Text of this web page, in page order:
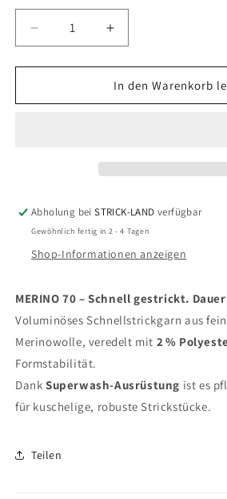
Verringere
die
Menge
MERINO
Erhöhe
die
Menge
für
MERINO
In den Warenkorb
Abholung beiSTRICK-LAND verfügbar
Gewöhnlich fertig in 2 - 4 Tagen
Shop-Informationen anzeigen
MERINO 70 – Schnell gestrickt.
Voluminöses Schnellstrickgarn aus
Merinowolle, veredelt mit 2 %
Formstabilität.
Dank Superwash-Ausrüstung ist es
für kuschelige, robuste Strickstücke.
Teilen